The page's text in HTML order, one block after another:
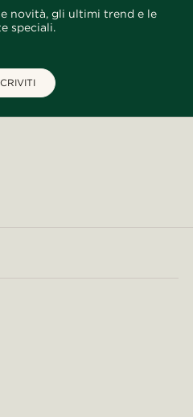
novità, gli ultimi trend e le
speciali.